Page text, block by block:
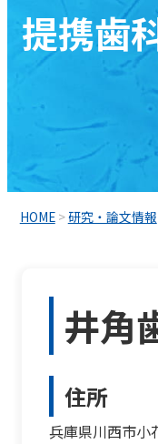
提携歯
HOME>研究・論文情報
井角
住所
兵庫県川西市小